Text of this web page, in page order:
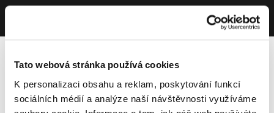
Tato webová stránka používá cookies
K personalizaci obsahu a reklam, poskytování funkcí
sociálních médií a analýze naší návštěvnosti využíváme